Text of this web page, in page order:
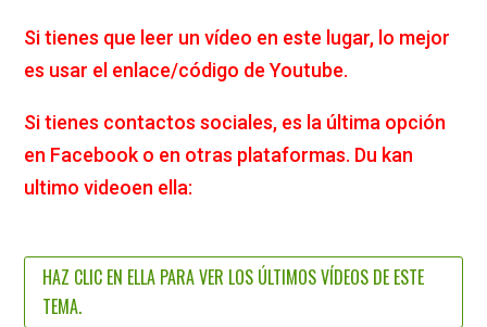
Si tienes que leer un vídeo en este lugar, lo mejor
es usar el enlace/código de Youtube.
Si tienes contactos sociales, es la última opción
en Facebook o en otras plataformas. Du kan
ultimo videoen ella:
HAZ CLIC EN ELLA PARA VER LOS ÚLTIMOS VÍDEOS DE ESTE
TEMA.